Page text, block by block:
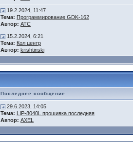
19.2.2024, 11:47
Тема: Программирование GDK-162
Автор: АТС
15.2.2024, 6:21
Тема: Кол центр
Автор: krishtinski
Последнее сообщение
29.6.2023, 14:05
Тема: LIP-8040L прошивка последняя
Автор: AXEL